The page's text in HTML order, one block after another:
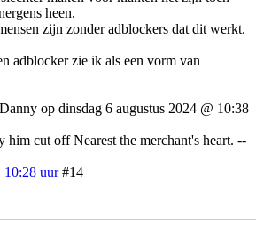
heen.
zijn zonder adblockers dat dit werkt.
adblocker zie ik als een vorm van
op dinsdag 6 augustus 2024 @ 10:38
him cut off Nearest the merchant's heart. --
10:28 uur #14